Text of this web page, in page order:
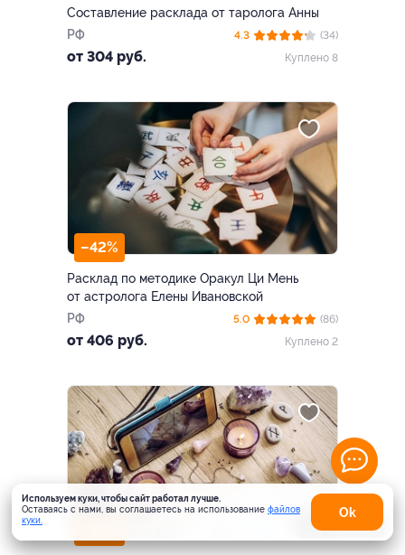
Составление расклада от таролога Анны
РФ
от 304 руб.
4.3
(34)
Куплено 8
–42%
Расклад по методике Оракул Ци Мень
от астролога Елены Ивановской
РФ
от 406 руб.
5.0
(86)
Куплено 2
Используем куки, чтобы сайт работал лучше.
Оставаясь с нами, вы соглашаетесь на использование файлов
куки.
Оk